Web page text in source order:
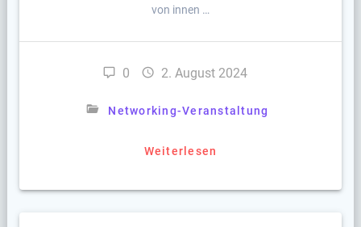
von innen …
0 2. August 2024
Networking-Veranstaltung
Weiterlesen